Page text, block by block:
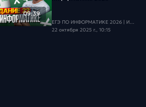
09:39
ЕГЭ ПО ИНФОРМАТИКЕ 2026 | Информатика с БУ
22 октября 2025 г., 10:15